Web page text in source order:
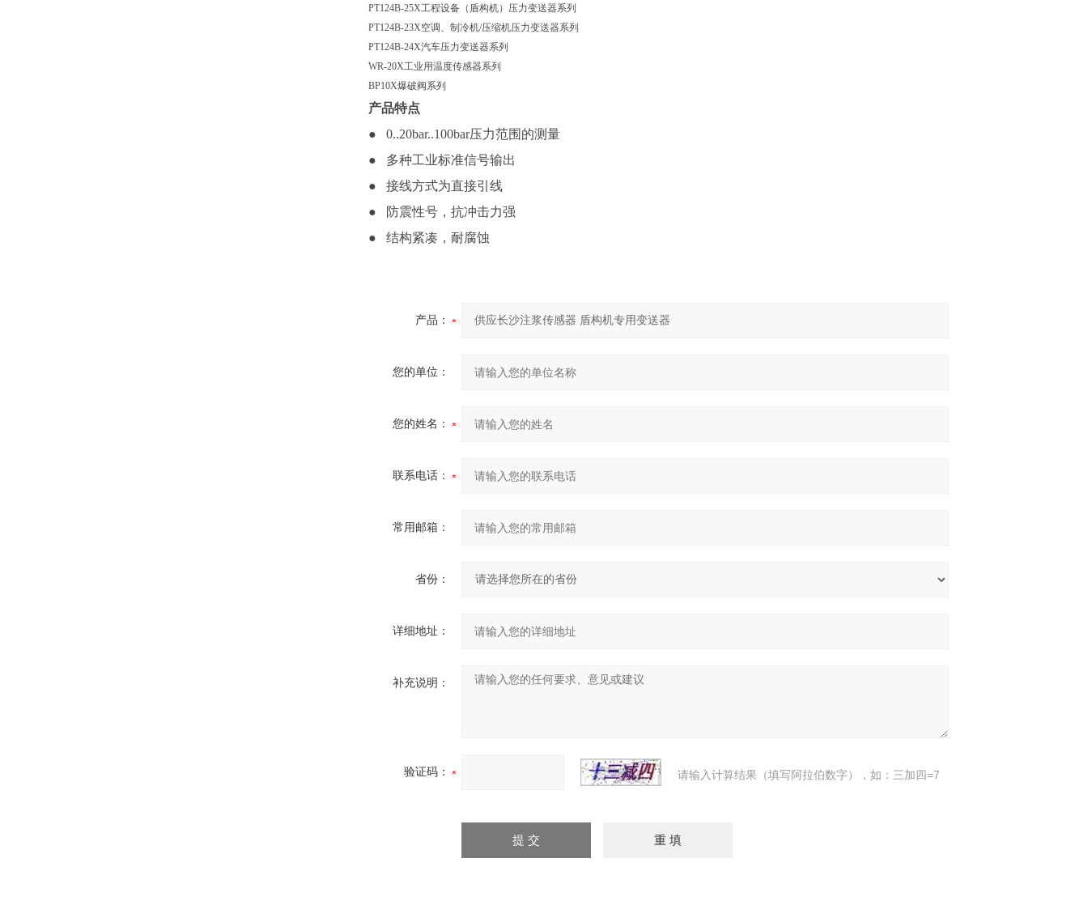
PT124B-25X工程设备（盾构机）压力变送器系列
PT124B-23X空调、制冷机/压缩机压力变送器系列
PT124B-24X汽车压力变送器系列
WR-20X工业用温度传感器系列
BP10X爆破阀系列
产品特点
● 0..20bar..100bar压力范围的测量
● 多种工业标准信号输出
● 接线方式为直接引线
● 防震性号，抗冲击力强
● 结构紧凑，耐腐蚀
产品：
您的单位：
您的姓名：
联系电话：
常用邮箱：
省份：
详细地址：
补充说明：
验证码： 请输入计算结果（填写阿拉伯数字），如：三加四=7